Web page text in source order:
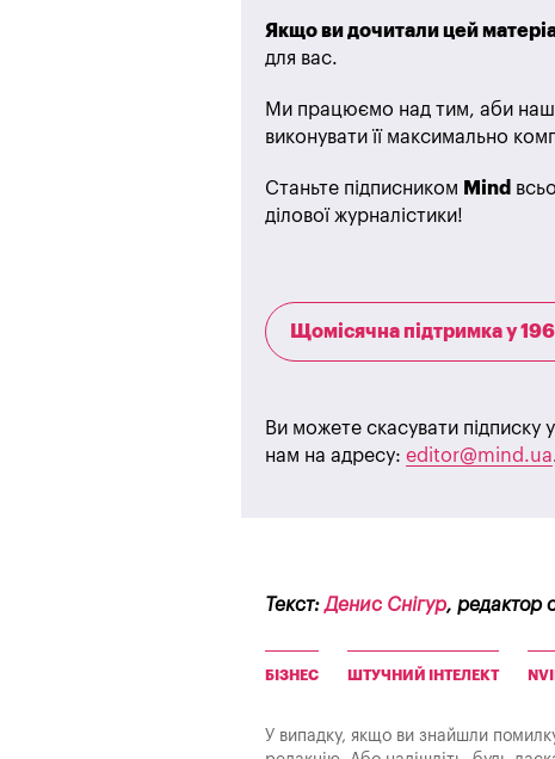
Якщо ви дочитали цей
для вас.
Ми працюємо над тим, аби наша
виконувати її максимально
Станьте підписником Mind
ділової журналістики!
Щомісячна підтримка у
Ви можете скасувати підписку
нам на адресу: editor@mind.ua
Текст:Денис Снігур, редактор
БІЗНЕС ШТУЧНИЙ ІНТЕЛЕКТ
У випадку, якщо ви знайшли